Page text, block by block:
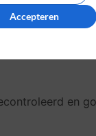
poef is
en
Accepteren